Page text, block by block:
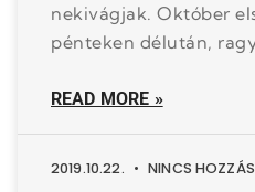
nekivágjak. Október
pénteken délután,
READ MORE »
2019.10.22. NINCS